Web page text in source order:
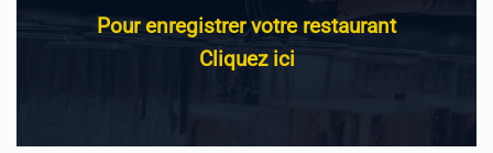
Pour enregistrer votre restaurant
Cliquez ici